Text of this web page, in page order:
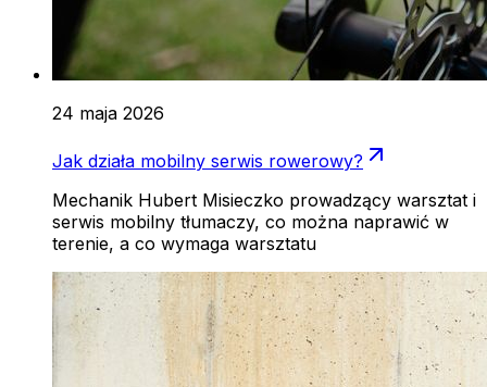
24 maja 2026
Jak działa mobilny serwis rowerowy?
Mechanik Hubert Misieczko prowadzący warsztat i
serwis mobilny tłumaczy, co można naprawić w
terenie, a co wymaga warsztatu